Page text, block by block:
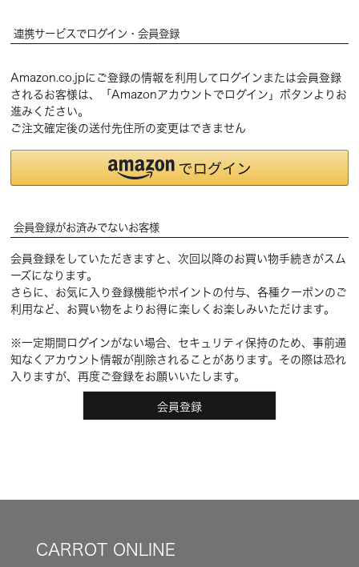
連携サービスでログイン・会員登録
Amazon.co.jpにご登録の情報を利用してログインまたは会員登録
されるお客様は、「Amazonアカウントでログイン」ボタンよりお
進みください。
ご注文確定後の送付先住所の変更はできません
会員登録がお済みでないお客様
会員登録をしていただきますと、次回以降のお買い物手続きがスム
ーズになります。
さらに、お気に入り登録機能やポイントの付与、各種クーポンのご
利用など、お買い物をよりお得に楽しくお楽しみいただけます。
※一定期間ログインがない場合、セキュリティ保持のため、事前通
知なくアカウント情報が削除されることがあります。その際は恐れ
入りますが、再度ご登録をお願いいたします。
会員登録
CARROT ONLINE